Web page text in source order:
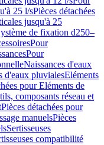
25 l/sPièces détachées
jusqu'à 25
de fixation d250–
Pour
Pour
Naissances d'eaux
d'eaux pluvialesEléments
pour Eléments de
composants réseau et
Pièces détachées pour
manuelsPièces
Sertisseuses
compatibilité